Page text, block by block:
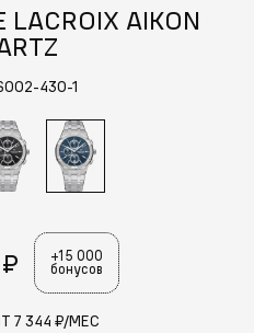
AIKON
430-1
+15 000
бонусов
7 344 ₽/МЕС